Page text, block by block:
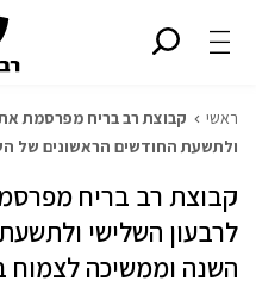
ראשי
קבוצת רב בריח מפרסמת
ולתשעת החודשים הראשונים של
קבוצת רב בריח
לרבעון השלישי
השנה וממשיכה לצמוח